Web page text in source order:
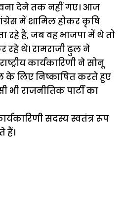
देने तक नहीं गए। आज
में शामिल होकर कृषि
रहे है, जब वह भाजपा में थे तो
थे। रामराजी ढुल ने
कार्यकारिणी ने सोनू
के लिए निष्काषित करते हुए
राजनीतिक पार्टी का
सदस्य स्वतंत्र रूप
हैं।